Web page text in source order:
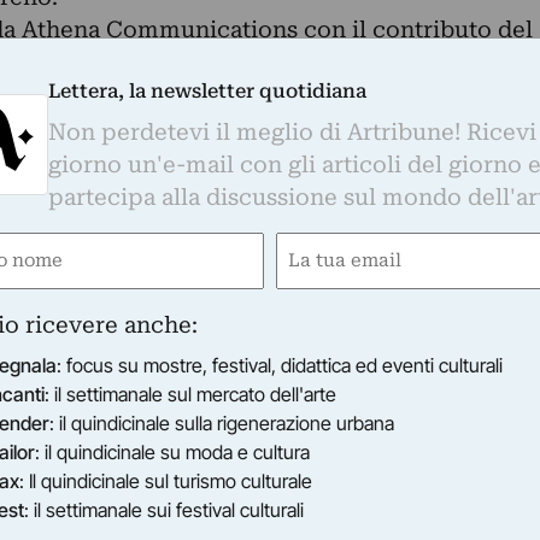
Athena Communications con il contributo del
Regione Toscana e Fondazione Banca
del progetto ArtItaly (Art Director
di De Rosa rientra tra le iniziative della
Bolgheri Melody (per saperne di più vai su
L’ingresso alla mostra è libero. Vernissage
alle ore 18,30 alla presenza dell’artista, del
Simoni, del Presidente di Bolgheri
del Sindaco di Castagnato Carducci, Fabio
del Comune di Castagneto Carducci, Marika
Lettera, la newsletter quotidiana
Non perdetevi il meglio di Artribune!
giorno un'e-mail con gli articoli del giorno
partecipa alla discussione sul mondo
Email
ricevere anche:
: focus su mostre, festival, didattica ed eventi culturali
: il settimanale sul mercato dell'arte
: il quindicinale sulla rigenerazione urbana
: il quindicinale su moda e cultura
: Il quindicinale sul turismo culturale
: il settimanale sui festival culturali